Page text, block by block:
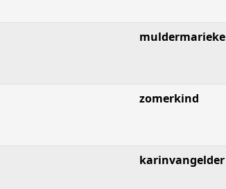
muldermarieke
zomerkind
karinvangelder